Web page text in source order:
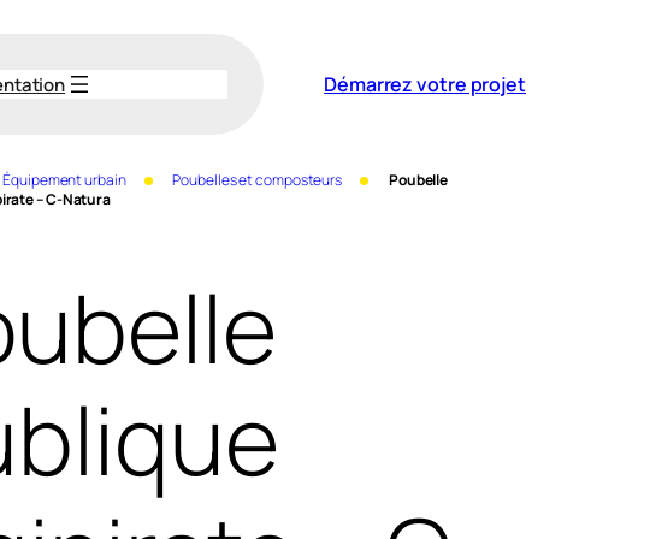
Démarrez votre projet
Équipement urbain Poubelles et composteurs
Poubelle
– C-Natura